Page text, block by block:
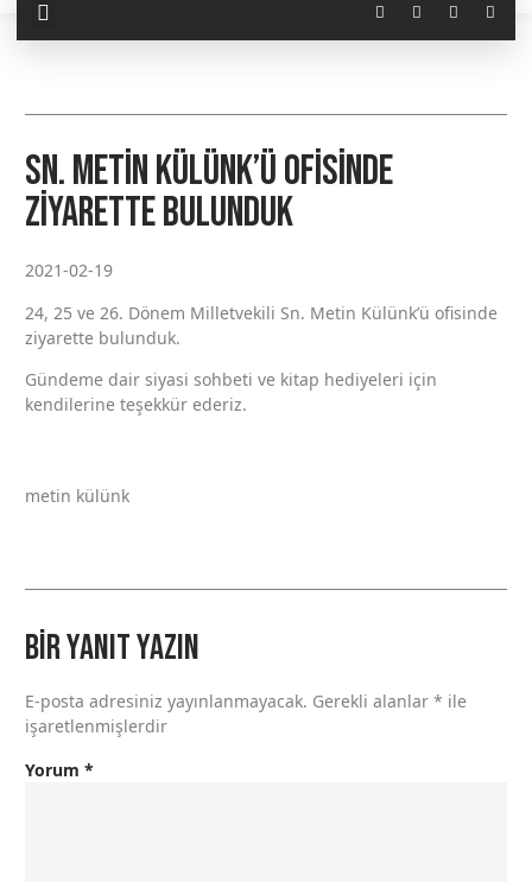
Sn. Metin Külünk’ü ofisinde
ziyarette bulunduk
2021-02-19
24, 25 ve 26. Dönem Milletvekili Sn. Metin Külünk’ü ofisinde
ziyarette bulunduk.
Gündeme dair siyasi sohbeti ve kitap hediyeleri için
kendilerine teşekkür ederiz.
metin külünk
Bir yanıt yazın
E-posta adresiniz yayınlanmayacak. Gerekli alanlar * ile
işaretlenmişlerdir
Yorum *